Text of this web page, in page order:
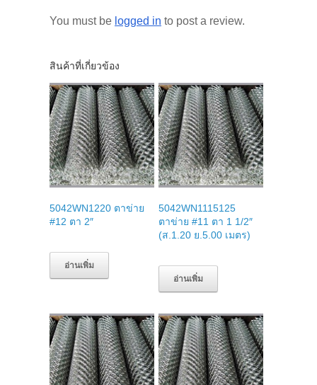
You must be logged in to post a review.
สินค้าที่เกี่ยวข้อง
5042WN1220 ตาข่าย
#12 ตา 2″
อ่านเพิ่ม
5042WN1115125
ตาข่าย #11 ตา 1 1/2″
(ส.1.20 ย.5.00 เมตร)
อ่านเพิ่ม